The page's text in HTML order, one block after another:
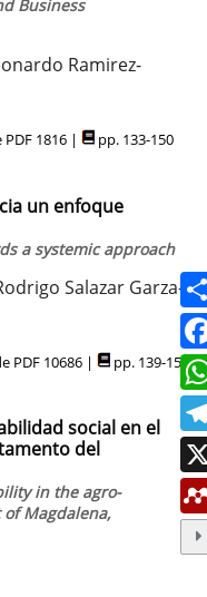
Business
Ramirez-
1816 | pp. 133-150
un enfoque
a systemic approach
Salazar Garza-
PDF 10686 | pp. 139-154
social en el
del
in the agro-
Magdalena,